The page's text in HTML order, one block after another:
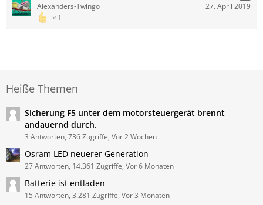
1
Alexanders-Twingo 27. April 2019
Heiße Themen
Sicherung F5 unter dem motorsteuergerät brennt
andauernd durch.
3 Antworten, 736 Zugriffe, Vor 2 Wochen
Osram LED neuerer Generation
27 Antworten, 14.361 Zugriffe, Vor 6 Monaten
Batterie ist entladen
15 Antworten, 3.281 Zugriffe, Vor 3 Monaten